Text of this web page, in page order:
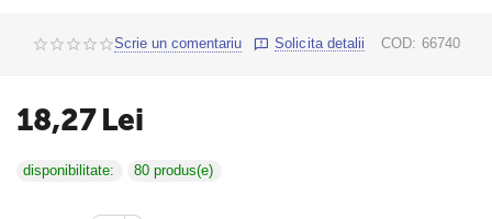
Scrie un comentariu Solicita detalii COD: 66740
18,27Lei
disponibilitate: 80 produs(e)